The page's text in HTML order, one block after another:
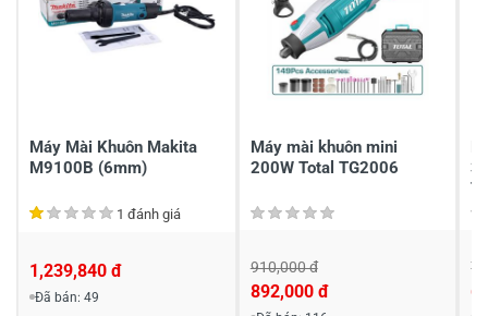
Chia sẻ nhận xét về sản phẩm
Viết nhận xét về sản phẩm
Máy Mài Khuôn Makita
M9100B (6mm)
1 đánh giá
1,239,840 đ
Đã bán: 49
Máy mài khuôn mini
200W Total TG2006
910,000 đ
892,000 đ